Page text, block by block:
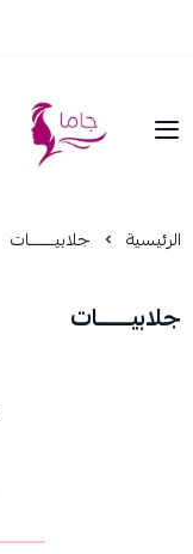
جاما _ JAMA
الرئيسية جلابيـــــــات
جلابيـــــــات